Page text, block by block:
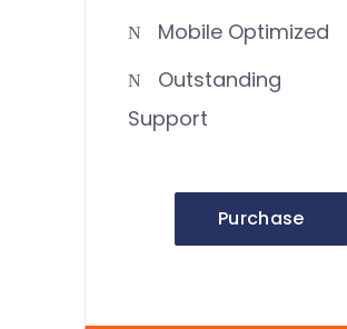
Mobile Optimized
Outstanding
Support
Purchase